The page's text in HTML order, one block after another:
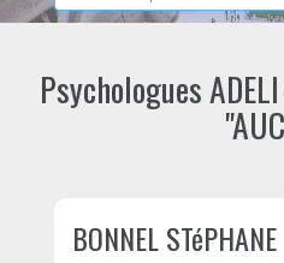
Psychologues
BONNEL STéPHANE